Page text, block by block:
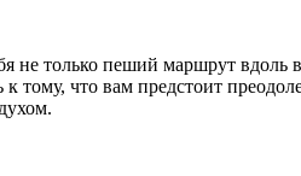
только пеший маршрут вдоль
что вам предстоит